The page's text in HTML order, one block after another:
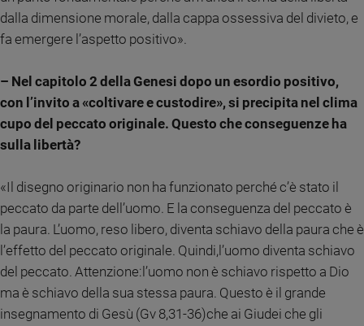
Nonni
Coppia
e
giovani
Adolescenza
Bioetica
Riflessioni
Foto
dalla dimensione morale, dalla cappa ossessiva del divieto, e
fa emergere l’aspetto positivo».
– Nel capitolo 2 della Genesi dopo un esordio positivo,
con l’invito a «coltivare e custodire», si precipita nel clima
cupo del peccato originale. Questo che conseguenze ha
sulla libertà?
«Il disegno originario non ha funzionato perché c’è stato il
peccato da parte dell’uomo. E la conseguenza del peccato è
la paura. L’uomo, reso libero, diventa schiavo della paura che è
l’effetto del peccato originale. Quindi,l’uomo diventa schiavo
del peccato. Attenzione:l’uomo non è schiavo rispetto a Dio
ma è schiavo della sua stessa paura. Questo è il grande
insegnamento di Gesù (Gv 8,31-36)che ai Giudei che gli